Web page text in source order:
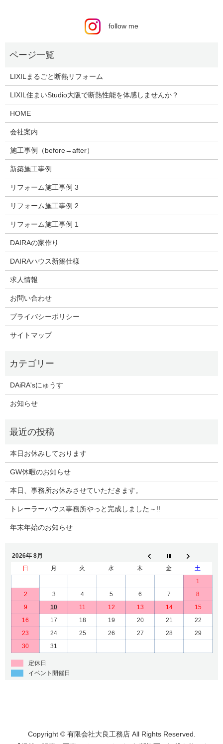
follow me
LIXILまるごと断熱リフォーム
LIXIL住まいStudio大阪で断熱性能を体感しませんか？
HOME
会社案内
施工事例（before→after）
新築施工事例
リフォーム施工事例 3
リフォーム施工事例 2
リフォーム施工事例 1
DAIRAの家作り
DAIRAハウス新築仕様
求人情報
お問い合わせ
プライバシーポリシー
サイトマップ
DAiRA'sにゅうす
お知らせ
本日お休みしております
GW休暇のお知らせ
本日、事務所お休みさせていただきます。
トレーラーハウス事務所やっと完成しました～!!
年末年始のお知らせ
2026年 8月
日
月 火 水 木 金
土
1
2
3 4 5 6 7
8
9
10 11 12 13 14
15
16
17 18 19 20 21
22
23
24 25 26 27 28
29
30
31
定休日
イベント開催日
Copyright © 有限会社大良工務店 All Rights Reserved.